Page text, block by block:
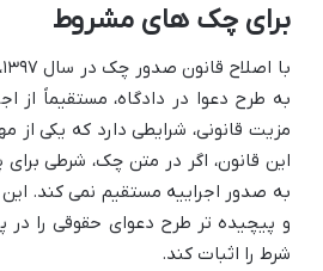
برای چک های مشروط
به طرح دعوا در دادگاه، مستقیماً از
این قانون، اگر در متن چک، شرطی
به صدور اجراییه مستقیم نمی کند.
و پیچیده تر طرح دعوای حقوقی را
شرط را اثبات کند.